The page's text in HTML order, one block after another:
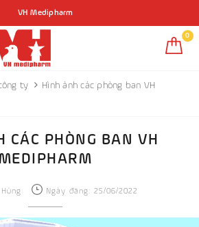
VH Medipharm
0
ty
Hình ảnh các phòng ban VH
CÁC PHÒNG BAN VH
Hùng Ngày đăng: 25/06/2022